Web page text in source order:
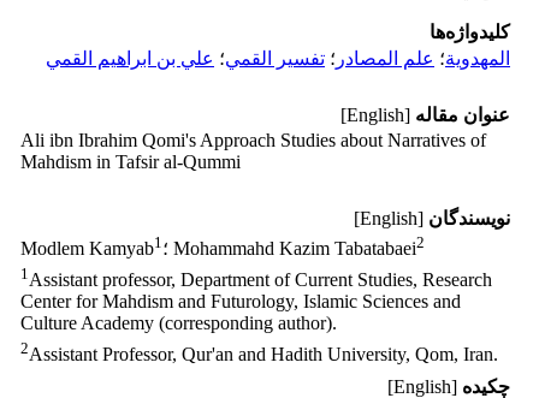
کلیدواژه‌ها
المهدوية؛ علم المصادر ؛ تفسير القمي؛ علي بن ابراهيم القمي
عنوان مقاله [English]
Ali ibn Ibrahim Qomi's Approach Studies about ‎Narratives of
Mahdism in Tafsir al-Qummi
نویسندگان [English]
Modlem Kamyab1 ؛ Mohammahd Kazim Tabatabaei2
1 Assistant professor, Department of Current Studies, Research
Center for Mahdism and Futurology, Islamic Sciences and
Culture Academy (corresponding author).
2Assistant Professor, Qur'an and Hadith University, Qom, Iran.
چکیده [English]